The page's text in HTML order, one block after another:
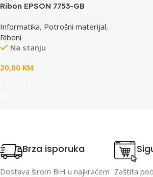
Ribon EPSON 7753-GB
/4X0/5X0/8X0 (A4)S015633
Informatika, Potrošni materijal,
Riboni
Na stanju
20,00 KM
Brza isporuka
Dostava širom BiH u najkraćem Zaštita